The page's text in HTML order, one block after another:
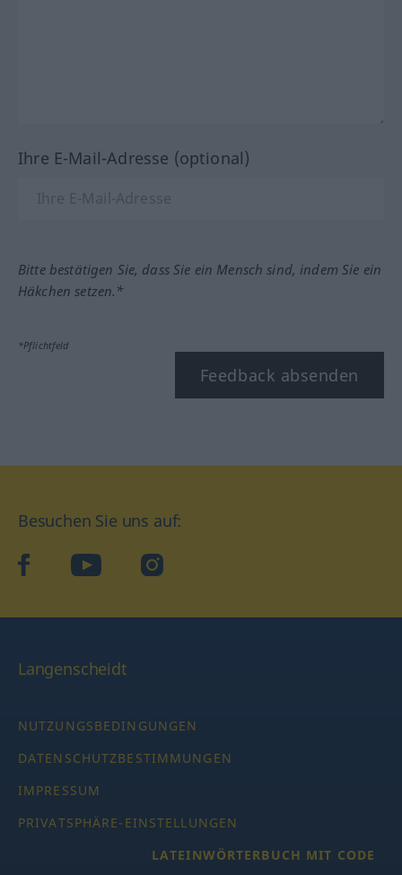
Ihre E-Mail-Adresse (optional)
Bitte bestätigen Sie, dass Sie ein Mensch sind, indem Sie ein
Häkchen setzen.*
*Pflichtfeld
Feedback absenden
Besuchen Sie uns auf:
facebookYouTube Instagram
Langenscheidt
NUTZUNGSBEDINGUNGEN
DATENSCHUTZBESTIMMUNGEN
IMPRESSUM
PRIVATSPHÄRE-EINSTELLUNGEN
LATEINWÖRTERBUCH MIT CODE